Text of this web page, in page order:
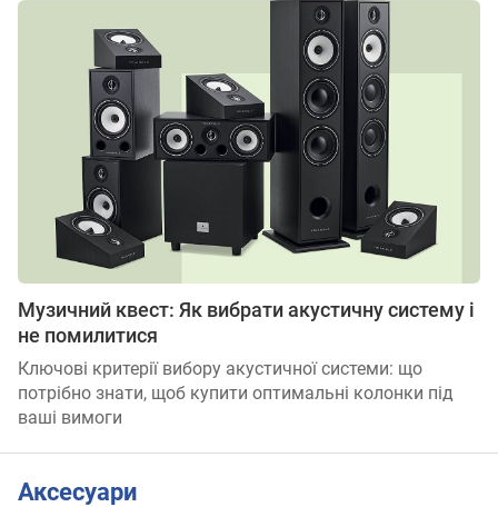
Музичний квест: Як вибрати акустичну систему і
не помилитися
Ключові критерії вибору акустичної системи: що
потрібно знати, щоб купити оптимальні колонки під
ваші вимоги
Аксесуари